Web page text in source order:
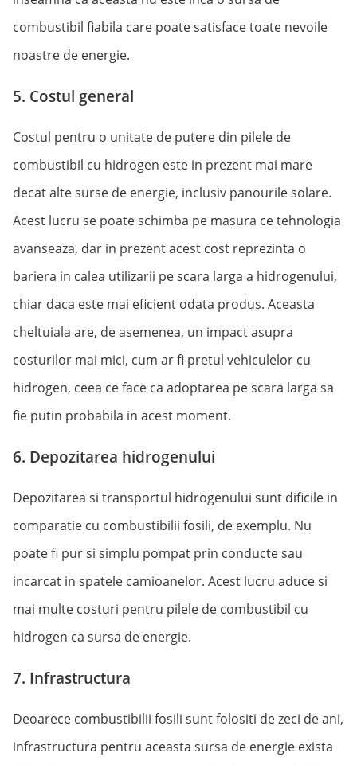
combustibil fiabila care poate satisface toate nevoile
noastre de energie.
5. Costul general
Costul pentru o unitate de putere din pilele de
combustibil cu hidrogen este in prezent mai mare
decat alte surse de energie, inclusiv panourile solare.
Acest lucru se poate schimba pe masura ce tehnologia
avanseaza, dar in prezent acest cost reprezinta o
bariera in calea utilizarii pe scara larga a hidrogenului,
chiar daca este mai eficient odata produs. Aceasta
cheltuiala are, de asemenea, un impact asupra
costurilor mai mici, cum ar fi pretul vehiculelor cu
hidrogen, ceea ce face ca adoptarea pe scara larga sa
fie putin probabila in acest moment.
6. Depozitarea hidrogenului
Depozitarea si transportul hidrogenului sunt dificile in
comparatie cu combustibilii fosili, de exemplu. Nu
poate fi pur si simplu pompat prin conducte sau
incarcat in spatele camioanelor. Acest lucru aduce si
mai multe costuri pentru pilele de combustibil cu
hidrogen ca sursa de energie.
7. Infrastructura
Deoarece combustibilii fosili sunt folositi de zeci de ani,
infrastructura pentru aceasta sursa de energie exista